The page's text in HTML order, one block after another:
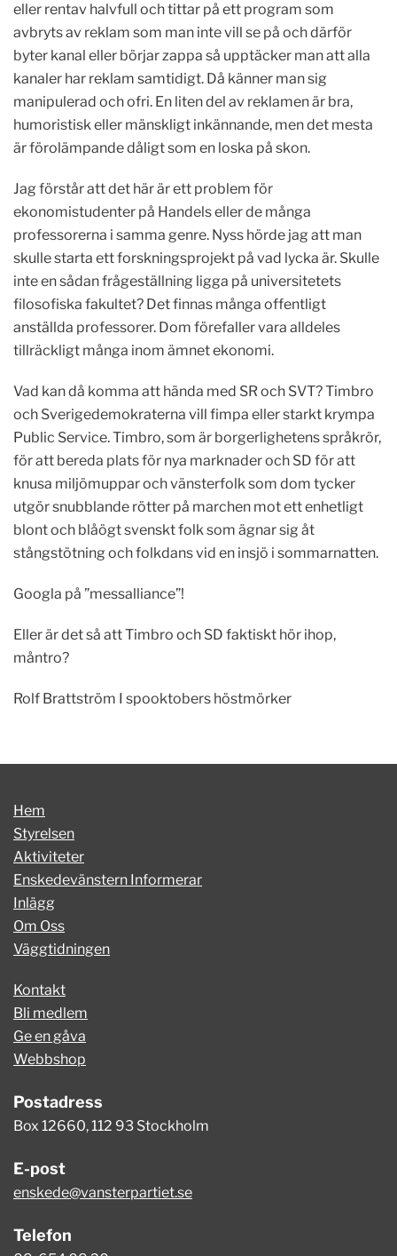
eller rentav halvfull och tittar på ett program som
avbryts av reklam som man inte vill se på och därför
byter kanal eller börjar zappa så upptäcker man att alla
kanaler har reklam samtidigt. Då känner man sig
manipulerad och ofri. En liten del av reklamen är bra,
humoristisk eller mänskligt inkännande, men det mesta
är förolämpande dåligt som en loska på skon.
Jag förstår att det här är ett problem för
ekonomistudenter på Handels eller de många
professorerna i samma genre. Nyss hörde jag att man
skulle starta ett forskningsprojekt på vad lycka är. Skulle
inte en sådan frågeställning ligga på universitetets
filosofiska fakultet? Det finnas många offentligt
anställda professorer. Dom förefaller vara alldeles
tillräckligt många inom ämnet ekonomi.
Vad kan då komma att hända med SR och SVT? Timbro
och Sverigedemokraterna vill fimpa eller starkt krympa
Public Service. Timbro, som är borgerlighetens språkrör,
för att bereda plats för nya marknader och SD för att
knusa miljömuppar och vänsterfolk som dom tycker
utgör snubblande rötter på marchen mot ett enhetligt
blont och blåögt svenskt folk som ägnar sig åt
stångstötning och folkdans vid en insjö i sommarnatten.
Googla på ”messalliance”!
Eller är det så att Timbro och SD faktiskt hör ihop,
måntro?
Rolf Brattström I spooktobers höstmörker
Hem
Styrelsen
Aktiviteter
Enskedevänstern Informerar
Inlägg
Om Oss
Väggtidningen
Kontakt
Bli medlem
Ge en gåva
Webbshop
Postadress
Box 12660, 112 93 Stockholm
E-post
enskede@vansterpartiet.se
Telefon